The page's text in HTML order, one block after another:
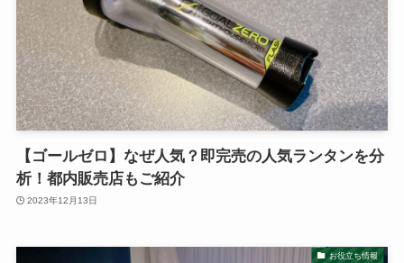
【ゴールゼロ】なぜ人気？即完売の人気ランタンを分
析！都内販売店もご紹介
2023年12月13日
お役立ち情報